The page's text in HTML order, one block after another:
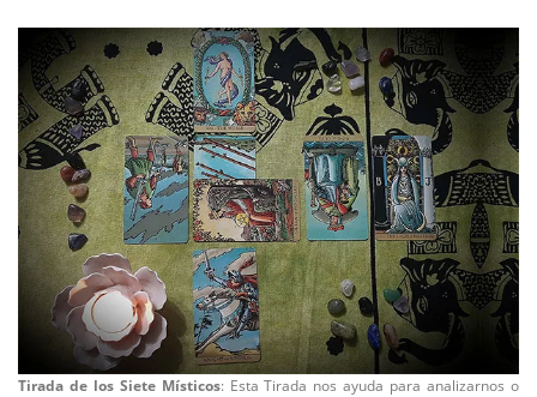
Tirada de los Siete Místicos: Esta Tirada nos ayuda para analizarnos o